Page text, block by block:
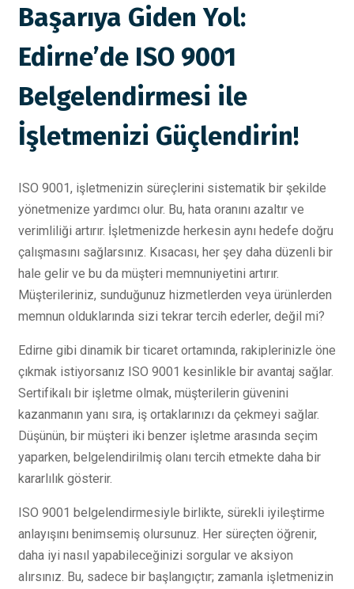
Başarıya Giden Yol:
Edirne’de ISO 9001
Belgelendirmesi ile
İşletmenizi Güçlendirin!
ISO 9001, işletmenizin süreçlerini sistematik bir şekilde
yönetmenize yardımcı olur. Bu, hata oranını azaltır ve
verimliliği artırır. İşletmenizde herkesin aynı hedefe doğru
çalışmasını sağlarsınız. Kısacası, her şey daha düzenli bir
hale gelir ve bu da müşteri memnuniyetini artırır.
Müşterileriniz, sunduğunuz hizmetlerden veya ürünlerden
memnun olduklarında sizi tekrar tercih ederler, değil mi?
Edirne gibi dinamik bir ticaret ortamında, rakiplerinizle öne
çıkmak istiyorsanız ISO 9001 kesinlikle bir avantaj sağlar.
Sertifikalı bir işletme olmak, müşterilerin güvenini
kazanmanın yanı sıra, iş ortaklarınızı da çekmeyi sağlar.
Düşünün, bir müşteri iki benzer işletme arasında seçim
yaparken, belgelendirilmiş olanı tercih etmekte daha bir
kararlılık gösterir.
ISO 9001 belgelendirmesiyle birlikte, sürekli iyileştirme
anlayışını benimsemiş olursunuz. Her süreçten öğrenir,
daha iyi nasıl yapabileceğinizi sorgular ve aksiyon
alırsınız. Bu, sadece bir başlangıçtır; zamanla işletmenizin